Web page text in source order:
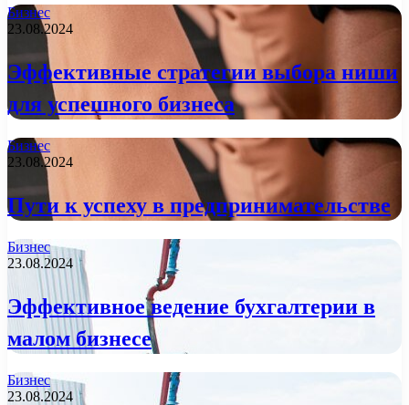
Бизнес
23.08.2024
Эффективные стратегии выбора ниши
для успешного бизнеса
Бизнес
23.08.2024
Пути к успеху в предпринимательстве
Бизнес
23.08.2024
Эффективное ведение бухгалтерии в
малом бизнесе
Бизнес
23.08.2024